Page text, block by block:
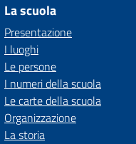
La scuola
Presentazione
I luoghi
Le persone
I numeri della scuola
Le carte della scuola
Organizzazione
La storia